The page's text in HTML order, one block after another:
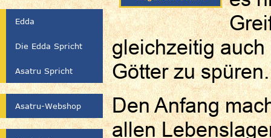
gleichzeitig
Götter zu spüren.
Den Anfang
allen
Edda
Die Edda Spricht
Asatru Spricht
Asatru-Webshop